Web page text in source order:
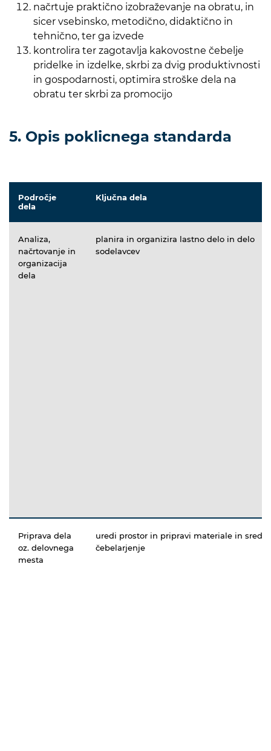
načrtuje praktično izobraževanje na obratu, in
sicer vsebinsko, metodično, didaktično in
tehnično, ter ga izvede
kontrolira ter zagotavlja kakovostne čebelje
pridelke in izdelke, skrbi za dvig produktivnosti
in gospodarnosti, optimira stroške dela na
obratu ter skrbi za promocijo
5. Opis poklicnega standarda
Področje
dela
Ključna dela
Analiza,
načrtovanje in
organizacija
dela
planira in organizira lastno delo in delo
sodelavcev
Priprava dela
oz. delovnega
mesta
uredi prostor in pripravi materiale in
čebelarjenje